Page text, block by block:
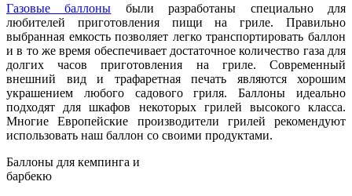
Газовые баллоны были разработаны специально для
любителей приготовления пищи на гриле. Правильно
выбранная емкость позволяет легко транспортировать баллон
и в то же время обеспечивает достаточное количество газа для
долгих часов приготовления на гриле. Современный
внешний вид и трафаретная печать являются хорошим
украшением любого садового гриля. Баллоны идеально
подходят для шкафов некоторых грилей высокого класса.
Многие Европейские производители грилей рекомендуют
использовать наш баллон со своими продуктами.
Баллоны для кемпинга и
барбекю